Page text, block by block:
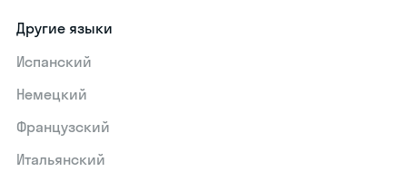
Другие языки
Испанский
Немецкий
Французский
Итальянский